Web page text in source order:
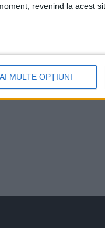
revenind la acest
MULTE OPȚIUNI